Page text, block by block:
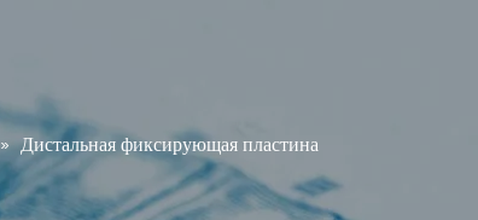
» Дистальная фиксирующая пластина